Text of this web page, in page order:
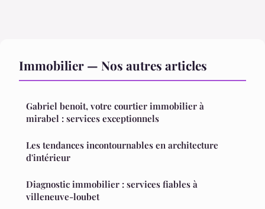
Immobilier — Nos autres articles
Gabriel benoit, votre courtier immobilier à
mirabel : services exceptionnels
Les tendances incontournables en architecture
d'intérieur
Diagnostic immobilier : services fiables à
villeneuve-loubet